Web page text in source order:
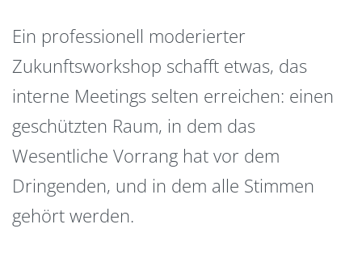
Ein professionell moderierter
Zukunftsworkshop schafft etwas, das
interne Meetings selten erreichen: einen
geschützten Raum, in dem das
Wesentliche Vorrang hat vor dem
Dringenden, und in dem alle Stimmen
gehört werden.